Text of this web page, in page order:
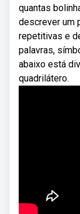
quantas
descrever um
repetitivas e
palavras,
abaixo está
quadrilátero.